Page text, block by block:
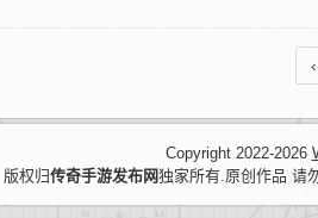
Copyright 2022-2026
版权归传奇手游发布网独家所有.原创作品 请